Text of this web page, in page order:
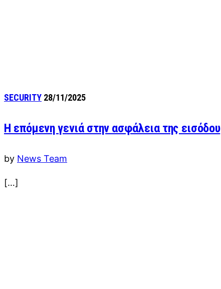
SECURITY 28/11/2025
Η επόμενη γενιά στην ασφάλεια της εισόδου
by News Team
[…]